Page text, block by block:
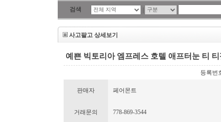
검색 |
사고팔고 상세보기
예쁜 빅토리아 엠프레스 호텔 애프터눈 티
등록번
판매자 페어몬트
거래문의 778-869-3544